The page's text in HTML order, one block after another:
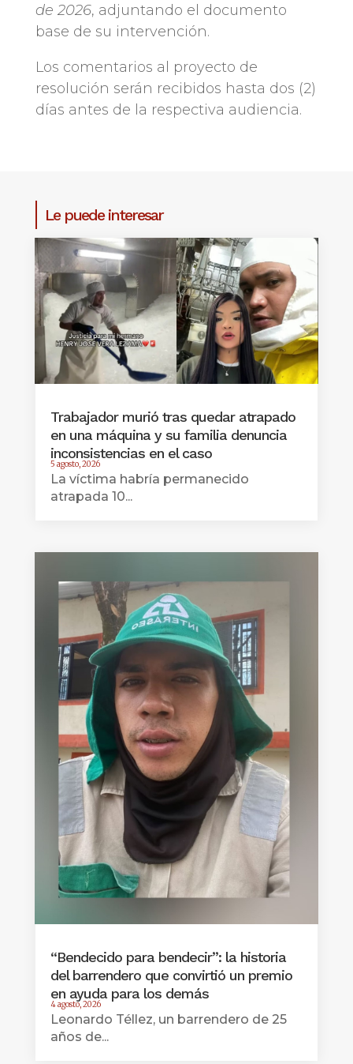
de 2026, adjuntando el documento
base de su intervención.
Los comentarios al proyecto de
resolución serán recibidos hasta dos (2)
días antes de la respectiva audiencia.
Le puede interesar
Trabajador murió tras quedar atrapado
en una máquina y su familia denuncia
inconsistencias en el caso
5 agosto, 2026
La víctima habría permanecido
atrapada 10...
“Bendecido para bendecir”: la historia
del barrendero que convirtió un premio
en ayuda para los demás
4 agosto, 2026
Leonardo Téllez, un barrendero de 25
años de...